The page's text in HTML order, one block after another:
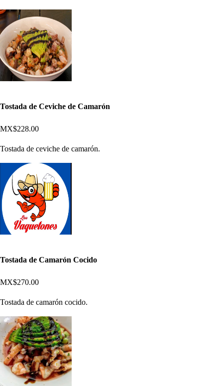
Tostada de Ceviche de Camarón
MX$228.00
Tostada de ceviche de camarón.
Tostada de Camarón Cocido
MX$270.00
Tostada de camarón cocido.